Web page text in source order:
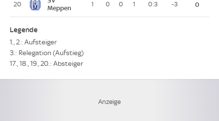
20
Meppen
1 0 0 1 0:3 -3 0
Legende
1., 2.: Aufsteiger
3.: Relegation (Aufstieg)
17., 18., 19., 20.: Absteiger